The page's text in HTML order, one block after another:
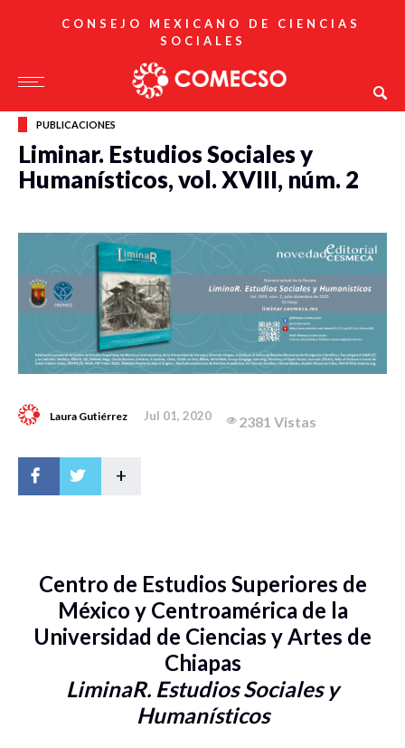
CONSEJO MEXICANO DE CIENCIAS
SOCIALES
PUBLICACIONES
Liminar. Estudios Sociales y
Humanísticos, vol. XVIII, núm. 2
Laura Gutiérrez Jul 01, 2020 2381 Vistas
+
Centro de Estudios Superiores de
México y Centroamérica de la
Universidad de Ciencias y Artes de
Chiapas
LiminaR. Estudios Sociales y
Humanísticos